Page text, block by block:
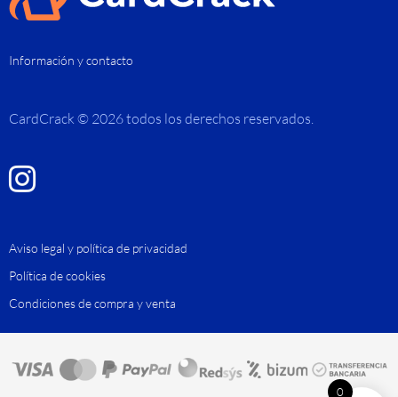
Información y contacto
CardCrack © 2026 todos los derechos reservados.
Aviso legal y política de privacidad
Política de cookies
Condiciones de compra y venta
0